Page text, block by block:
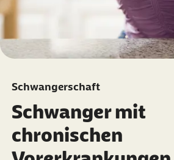
Schwangerschaft
Schwanger mit
chronischen